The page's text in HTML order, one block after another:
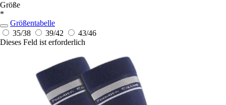
Größe
*
Größentabelle
35/38
39/42
43/46
Dieses Feld ist erforderlich